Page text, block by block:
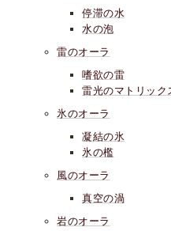
停滞の水
水の泡
雷のオーラ
嗜欲の雷
雷光のマトリック
氷のオーラ
凝結の氷
氷の檻
風のオーラ
真空の渦
岩のオーラ